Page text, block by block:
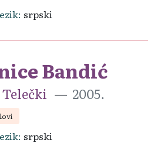
srpski
Bandić
2005.
srpski